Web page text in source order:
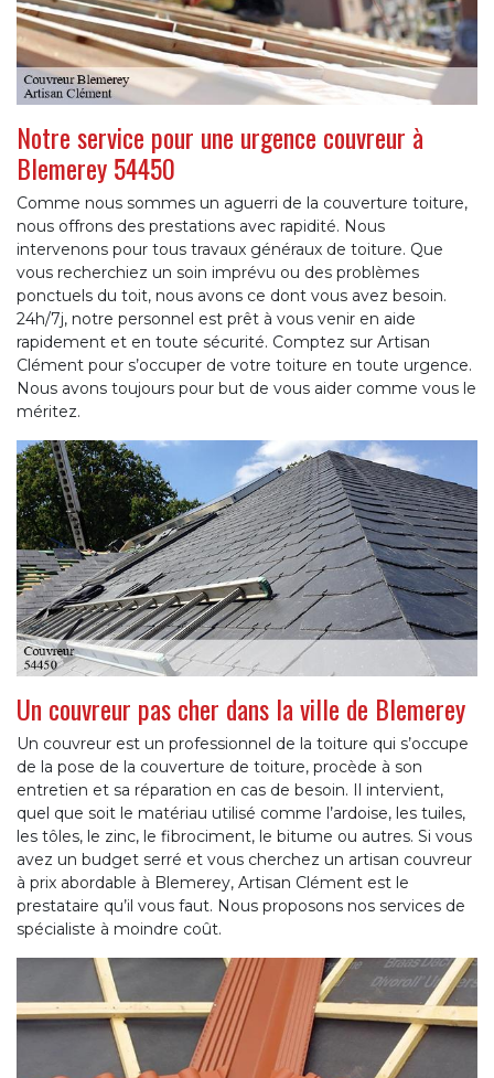
Notre service pour une urgence couvreur à
Blemerey 54450
Comme nous sommes un aguerri de la couverture toiture,
nous offrons des prestations avec rapidité. Nous
intervenons pour tous travaux généraux de toiture. Que
vous recherchiez un soin imprévu ou des problèmes
ponctuels du toit, nous avons ce dont vous avez besoin.
24h/7j, notre personnel est prêt à vous venir en aide
rapidement et en toute sécurité. Comptez sur Artisan
Clément pour s’occuper de votre toiture en toute urgence.
Nous avons toujours pour but de vous aider comme vous le
méritez.
Un couvreur pas cher dans la ville de Blemerey
Un couvreur est un professionnel de la toiture qui s’occupe
de la pose de la couverture de toiture, procède à son
entretien et sa réparation en cas de besoin. Il intervient,
quel que soit le matériau utilisé comme l’ardoise, les tuiles,
les tôles, le zinc, le fibrociment, le bitume ou autres. Si vous
avez un budget serré et vous cherchez un artisan couvreur
à prix abordable à Blemerey, Artisan Clément est le
prestataire qu’il vous faut. Nous proposons nos services de
spécialiste à moindre coût.